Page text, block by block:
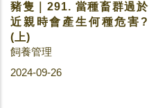
豬隻｜291. 當種畜群過於
近親時會產生何種危害?
(上)
飼養管理
2024-09-26